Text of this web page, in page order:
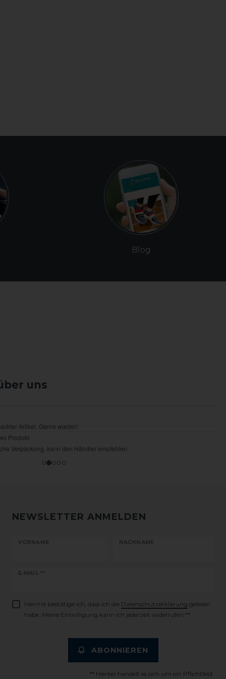
Blog
uns
NEWSLETTER ANMELDEN
VORNAME NACHNAME
E-MAIL **
Newsletter
Hiermit bestätige ich, dass ich die Daten­schutz­erklärung gelesen
habe. Meine Einwilligung kann ich jederzeit widerrufen.**
ABONNIEREN
** Hierbei handelt es sich um ein Pflichtfeld.